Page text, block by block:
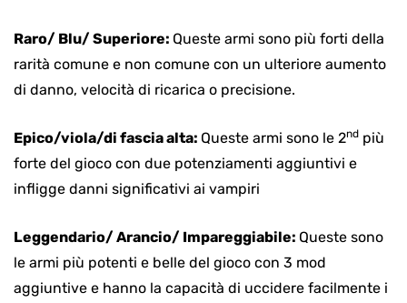
Raro/ Blu/ Superiore: Queste armi sono più forti della
rarità comune e non comune con un ulteriore aumento
di danno, velocità di ricarica o precisione.
Epico/viola/di fascia alta: Queste armi sono le 2nd più
forte del gioco con due potenziamenti aggiuntivi e
infligge danni significativi ai vampiri
Leggendario/ Arancio/ Impareggiabile: Queste sono
le armi più potenti e belle del gioco con 3 mod
aggiuntive e hanno la capacità di uccidere facilmente i